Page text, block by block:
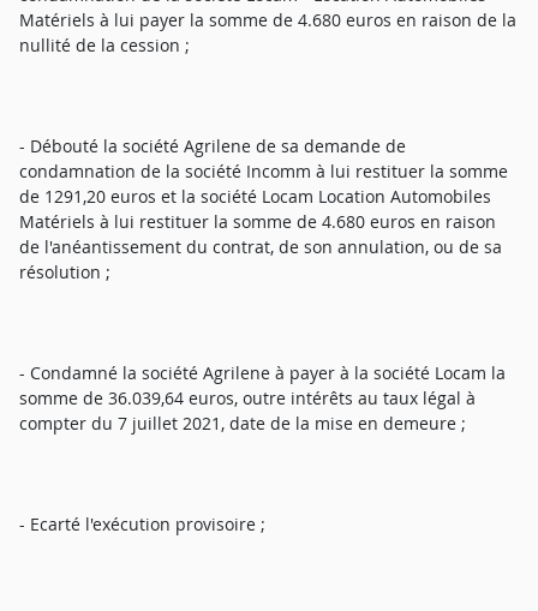
Matériels à lui payer la somme de 4.680 euros en raison de la
nullité de la cession ;
- Débouté la société Agrilene de sa demande de
condamnation de la société Incomm à lui restituer la somme
de 1291,20 euros et la société Locam Location Automobiles
Matériels à lui restituer la somme de 4.680 euros en raison
de l'anéantissement du contrat, de son annulation, ou de sa
résolution ;
- Condamné la société Agrilene à payer à la société Locam la
somme de 36.039,64 euros, outre intérêts au taux légal à
compter du 7 juillet 2021, date de la mise en demeure ;
- Ecarté l'exécution provisoire ;